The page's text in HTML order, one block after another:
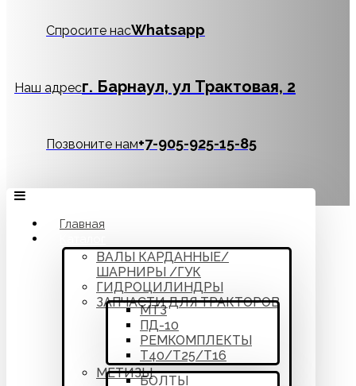
Спросите насWhatsapp
Наш адресг. Барнаул, ул Трактовая, 2
Позвоните нам‪+7-905-925-15-85
Главная
ВАЛЫ КАРДАННЫЕ/
ШАРНИРЫ /ГУК
ГИДРОЦИЛИНДРЫ
ЗАПЧАСТИ ДЛЯ ТРАКТОРОВ
МТЗ
ПД-10
РЕМКОМПЛЕКТЫ
Т40/Т25/Т16
МЕТИЗЫ
БОЛТЫ